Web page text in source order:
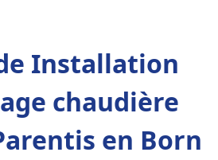
Installation
chaudière
en Born